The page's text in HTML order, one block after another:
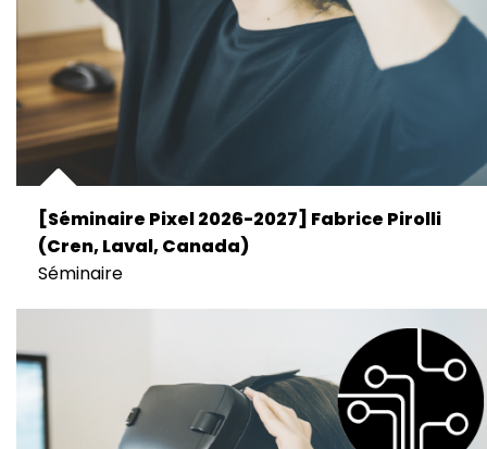
[Séminaire Pixel 2026-2027] Fabrice Pirolli
(Cren, Laval, Canada)
Séminaire